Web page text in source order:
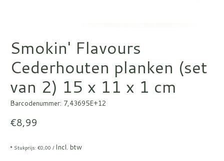
Smokin' Flavours
Cederhouten planken (set
van 2) 15 x 11 x 1 cm
Barcodenummer: 7,43695E+12
€8,99
* Stukprijs: €0,00 / Incl. btw